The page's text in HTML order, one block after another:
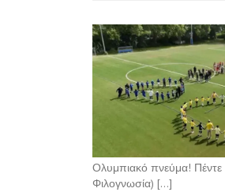
Ολυμπιακό πνεύμα! Πέντε
Φιλογνωσία) […]